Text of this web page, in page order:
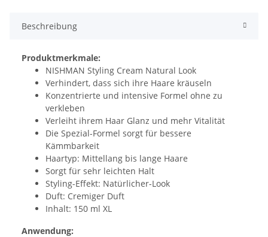
Beschreibung
Produktmerkmale:
NISHMAN Styling Cream Natural Look
Verhindert, dass sich ihre Haare kräuseln
Konzentrierte und intensive Formel ohne zu
verkleben
Verleiht ihrem Haar Glanz und mehr Vitalität
Die Spezial-Formel sorgt für bessere
Kämmbarkeit
Haartyp: Mittellang bis lange Haare
Sorgt für sehr leichten Halt
Styling-Effekt: Natürlicher-Look
Duft: Cremiger Duft
Inhalt: 150 ml XL
Anwendung: